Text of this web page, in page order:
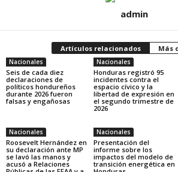
admin
Artículos relacionados Más
Nacionales
Seis de cada diez
declaraciones de
políticos hondureños
durante 2026 fueron
falsas y engañosas
Nacionales
Honduras registró 95
incidentes contra el
espacio cívico y la
libertad de expresión en
el segundo trimestre de
2026
Nacionales
Roosevelt Hernández en
su declaración ante MP
se lavó las manos y
acusó a Relaciones
Nacionales
Presentación del
informe sobre los
impactos del modelo de
transición energética en